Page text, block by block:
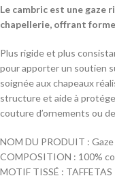
Le cambric est une gaze
chapellerie, offrant
Plus rigide et plus
pour apporter un soutien
soignée aux chapeaux
structure et aide à
couture d’ornements ou
NOM DU PRODUIT :
COMPOSITION : 100%
MOTIF TISSÉ : TAFFETAS